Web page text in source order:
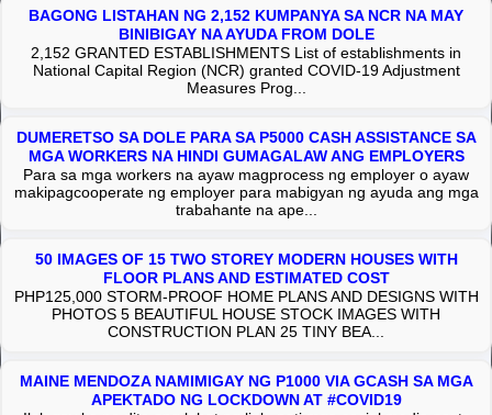
BAGONG LISTAHAN NG 2,152 KUMPANYA SA NCR NA MAY
BINIBIGAY NA AYUDA FROM DOLE
2,152 GRANTED ESTABLISHMENTS List of establishments in
National Capital Region (NCR) granted COVID-19 Adjustment
Measures Prog...
DUMERETSO SA DOLE PARA SA P5000 CASH ASSISTANCE SA
MGA WORKERS NA HINDI GUMAGALAW ANG EMPLOYERS
Para sa mga workers na ayaw magprocess ng employer o ayaw
makipagcooperate ng employer para mabigyan ng ayuda ang mga
trabahante na ape...
50 IMAGES OF 15 TWO STOREY MODERN HOUSES WITH
FLOOR PLANS AND ESTIMATED COST
PHP125,000 STORM-PROOF HOME PLANS AND DESIGNS WITH
PHOTOS 5 BEAUTIFUL HOUSE STOCK IMAGES WITH
CONSTRUCTION PLAN 25 TINY BEA...
MAINE MENDOZA NAMIMIGAY NG P1000 VIA GCASH SA MGA
APEKTADO NG LOCKDOWN AT #COVID19